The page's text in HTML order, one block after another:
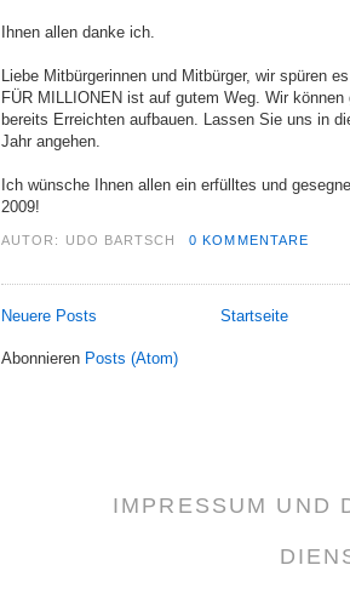
Ihnen allen danke ich.
Liebe Mitbürgerinnen und Mitbürger, wir spüren
FÜR MILLIONEN ist auf gutem Weg. Wir
bereits Erreichten aufbauen. Lassen Sie uns in
Jahr angehen.
Ich wünsche Ihnen allen ein erfülltes und
2009!
AUTOR: UDO BARTSCH 0 KOMMENTARE
Neuere Posts Startseite
Abonnieren Posts (Atom)
IMPRESSUM UND